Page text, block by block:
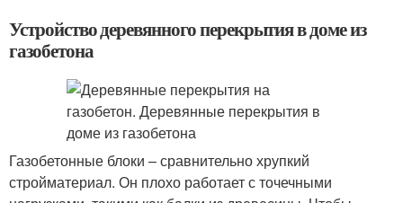
Устройство деревянного перекрытия в доме из
газобетона
Газобетонные блоки – сравнительно хрупкий
стройматериал. Он плохо работает с точечными